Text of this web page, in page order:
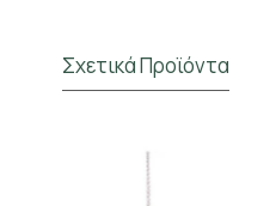
Σχετικά Προϊόντα